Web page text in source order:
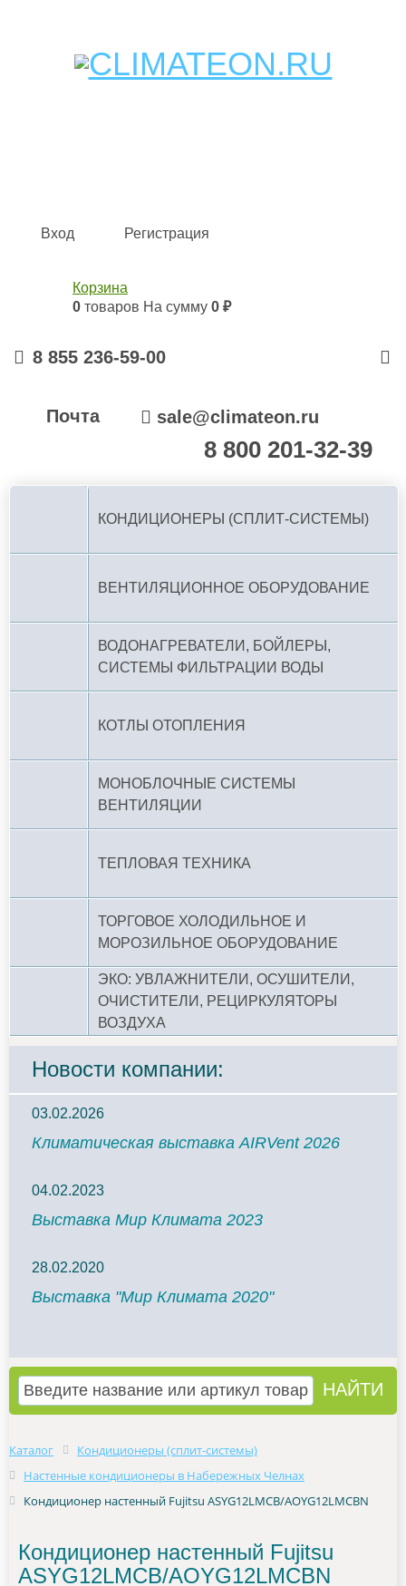
Кондиционеры и сплит-системы, газовые котлы,
Вход Регистрация
Корзина
0 товаров На сумму 0 ₽
8 855 236-59-00
Почта sale@climateon.ru
8 800 201-32-39
КОНДИЦИОНЕРЫ (СПЛИТ-СИСТЕМЫ)
ВЕНТИЛЯЦИОННОЕ ОБОРУДОВАНИЕ
ВОДОНАГРЕВАТЕЛИ, БОЙЛЕРЫ,
СИСТЕМЫ ФИЛЬТРАЦИИ ВОДЫ
КОТЛЫ ОТОПЛЕНИЯ
МОНОБЛОЧНЫЕ СИСТЕМЫ
ВЕНТИЛЯЦИИ
ТЕПЛОВАЯ ТЕХНИКА
ТОРГОВОЕ ХОЛОДИЛЬНОЕ И
МОРОЗИЛЬНОЕ ОБОРУДОВАНИЕ
ЭКО: УВЛАЖНИТЕЛИ, ОСУШИТЕЛИ,
ОЧИСТИТЕЛИ, РЕЦИРКУЛЯТОРЫ
ВОЗДУХА
Новости компании:
03.02.2026
Климатическая выставка AIRVent 2026
04.02.2023
Выставка Мир Климата 2023
28.02.2020
Выставка "Мир Климата 2020"
Каталог
Кондиционеры (сплит-системы)
Настенные кондиционеры в Набережных Челнах
Кондиционер настенный Fujitsu ASYG12LMCB/AOYG12LMCBN
Кондиционер настенный Fujitsu
ASYG12LMCB/AOYG12LMCBN